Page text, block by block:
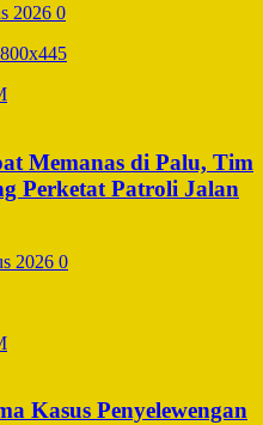
2026 0
Memanas di Palu, Tim
Perketat Patroli Jalan
2026 0
Kasus Penyelewengan